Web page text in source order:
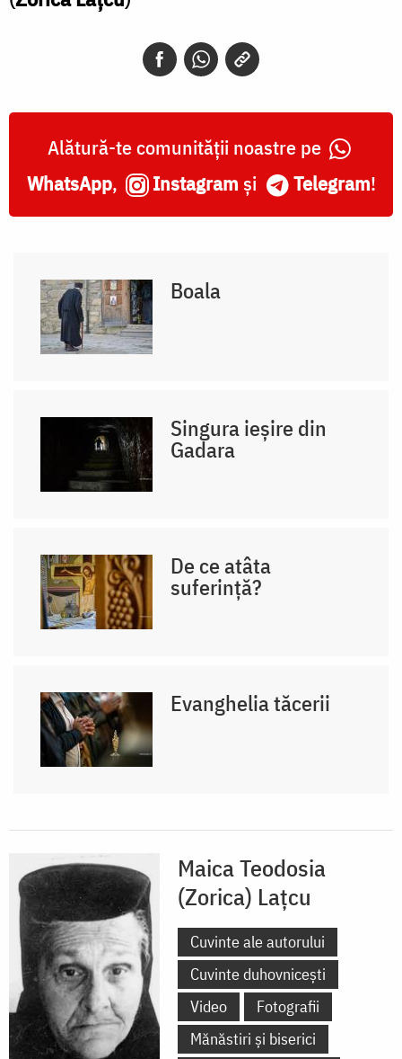
Alătură-te comunității noastre pe
WhatsApp, Instagram și Telegram!
Boala
Singura ieșire din
Gadara
De ce atâta
suferință?
Evanghelia tăcerii
Maica Teodosia
(Zorica) Lațcu
Cuvinte ale autorului
Cuvinte duhovnicești
Video
Fotografii
Mănăstiri și biserici